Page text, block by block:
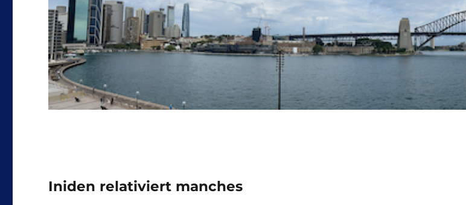
Iniden relativiert manches